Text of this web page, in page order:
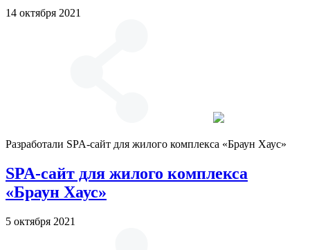
14 октября 2021
Разработали SPA-сайт для жилого комплекса «Браун Хаус»
SPA-сайт для жилого комплекса
«Браун Хаус»
5 октября 2021